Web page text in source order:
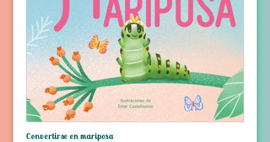
Convertirse en mariposa